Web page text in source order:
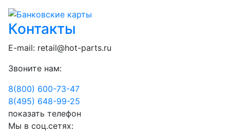
Контакты
E-mail: retail@hot-parts.ru
Звоните нам:
8(800) 600-73-47
8(495) 648-99-25
показать телефон
Мы в соц.сетях: